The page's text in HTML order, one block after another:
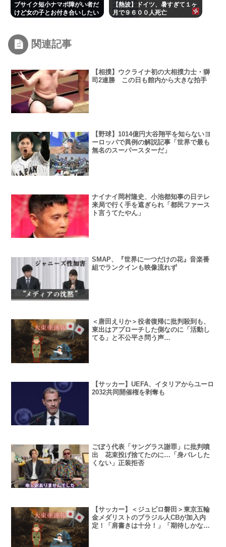
ブサイク短小ナマポ障がい者だ
けど女の子とお付き合いしたい
【熱波】ドイツ、暑すぎて１ヶ
月で９６００人死亡
関連記事
【相撲】ウクライナ初の大相撲力士・獅
司2連勝 この日も館内から大きな拍手
【野球】1014億円大谷翔平を知らないヨ
ーロッパで異例の解説記事「世界で最も
無名のスーパースターだ」
ナイナイ岡村隆史、小池都知事の日テレ
来局で行く手を遮ぎられ「都民ファース
ト言うてたやん」
SMAP、『世界に一つだけの花』音楽番
組でランクインも映像流れず
＜唐田えりか＞役者復帰に批判殺到も、
東出はアプローチした側なのに「活動し
てる」と不公平さ問う声…
【サッカー】UEFA、イタリアからユーロ
2032共同開催権を剥奪も
ごぼう代表「サングラス謝罪」に批判噴
出 花束投げ捨てたのに…「身バレした
くない」正装拒否
【サッカー】＜ジュビロ磐田＞東京五輪
金メダリストのブラジル人CBが加入内
定！「肩書きは十分！」「期待しかな